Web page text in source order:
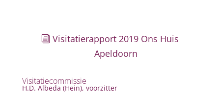
Visitatierapport 2019 Ons Huis
Apeldoorn
Visitatiecommissie
H.D. Albeda (Hein), voorzitter